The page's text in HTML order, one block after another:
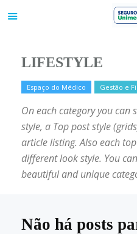
LIFESTYLE
Espaço do Médico Gestão e
On each category you can
style, a Top post style
article listing. Also each
different look style. You
beautiful and unique
Não há posts